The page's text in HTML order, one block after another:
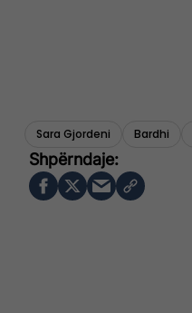
Sara Gjordeni Bardhi